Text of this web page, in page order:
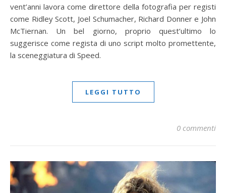
vent’anni lavora come direttore della fotografia per registi
come Ridley Scott, Joel Schumacher, Richard Donner e John
McTiernan. Un bel giorno, proprio quest’ultimo lo
suggerisce come regista di uno script molto promettente,
la sceneggiatura di Speed.
LEGGI TUTTO
0 commenti